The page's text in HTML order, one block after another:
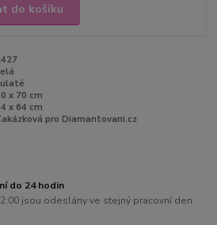
do košíku
x 70 cm
x 64 cm
pro Diamantovani.cz
do 24 hodin
jsou odeslány ve stejný pracovní den